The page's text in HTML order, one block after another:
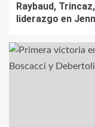
Raybaud,
liderazgo en